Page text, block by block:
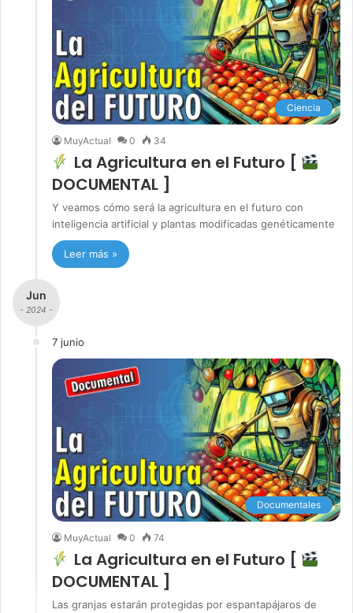
Ciencia
MuyActual 0 34
La Agricultura en el Futuro [
DOCUMENTAL ]
Y veamos cómo será la agricultura en el futuro con
inteligencia artificial y plantas modificadas genéticamente
Leer más »
Jun
- 2024 -
7 junio
Documentales
MuyActual 0 74
La Agricultura en el Futuro [
DOCUMENTAL ]
Las granjas estarán protegidas por espantapájaros de